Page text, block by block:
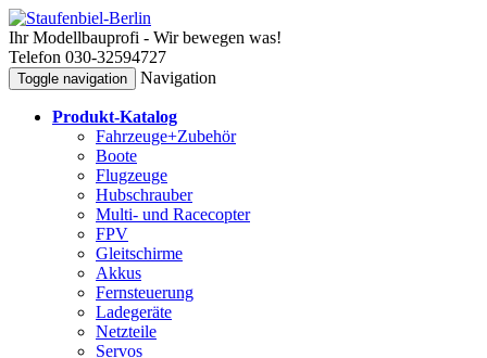
Ihr Modellbauprofi - Wir bewegen was!
Telefon 030-32594727
Toggle navigation Navigation
Produkt-Katalog
Fahrzeuge+Zubehör
Boote
Flugzeuge
Hubschrauber
Multi- und Racecopter
FPV
Gleitschirme
Akkus
Fernsteuerung
Ladegeräte
Netzteile
Servos